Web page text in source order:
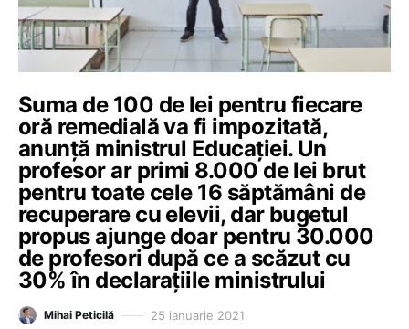
Suma de 100 de lei pentru fiecare
oră remedială va fi impozitată,
anunță ministrul Educației. Un
profesor ar primi 8.000 de lei brut
pentru toate cele 16 săptămâni de
recuperare cu elevii, dar bugetul
propus ajunge doar pentru 30.000
de profesori după ce a scăzut cu
30% în declarațiile ministrului
Mihai Peticilă 25 ianuarie 2021